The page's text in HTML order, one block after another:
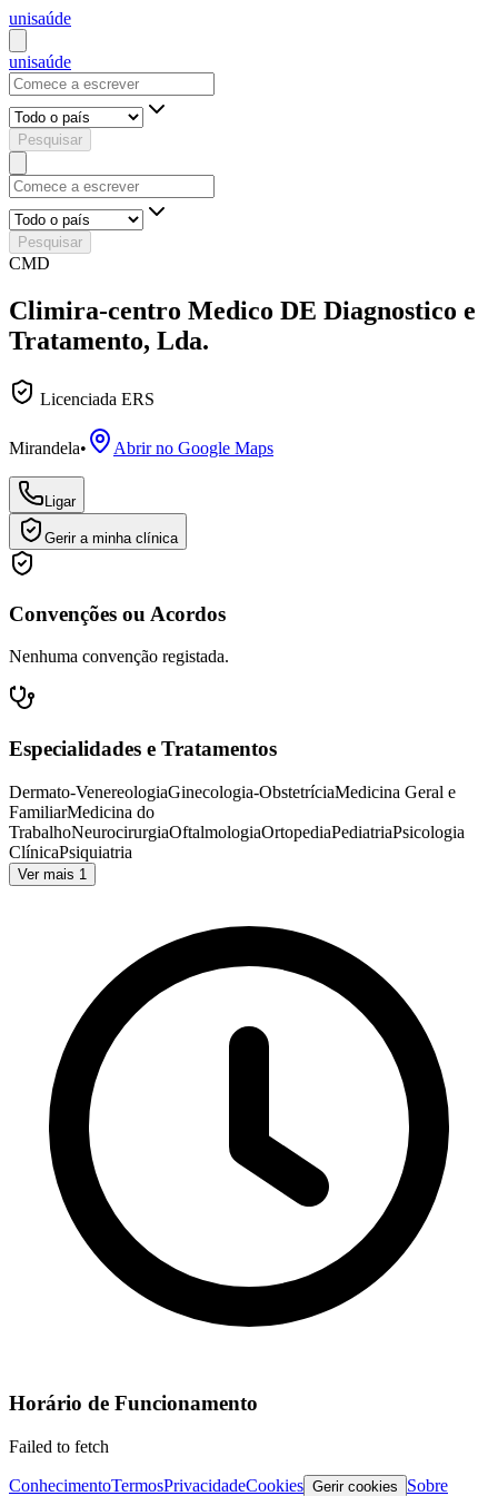
unisaúde
unisaúde
Pesquisar
Pesquisar
CMD
Climira-centro Medico DE Diagnostico e
Tratamento, Lda.
Licenciada ERS
Mirandela• Abrir no Google Maps
Ligar
Gerir a minha clínica
Convenções ou Acordos
Nenhuma convenção registada.
Especialidades e Tratamentos
Dermato-VenereologiaGinecologia-ObstetríciaMedicina Geral e
FamiliarMedicina do
TrabalhoNeurocirurgiaOftalmologiaOrtopediaPediatriaPsicologia
ClínicaPsiquiatria
Ver mais 1
Horário de Funcionamento
Failed to fetch
ConhecimentoTermosPrivacidadeCookies Gerir cookies Sobre